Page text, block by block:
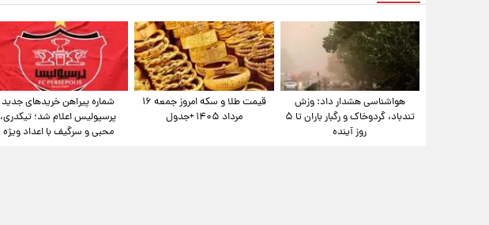
هواشناسی هشدار داد: وزش
تندباد، گردوخاک و رگبار باران تا ۵
روز آینده
قیمت طلا و سکه امروز جمعه ۱۶
مرداد ۱۴۰۵ +جدول
شماره پیراهن خریدهای جدید
پرسپولیس اعلام شد؛ تیکدری،
محبی و سرگیف با اعداد ویژه